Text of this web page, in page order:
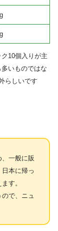
10個入りが主
いものではな
らしいです
一般に販
本に帰っ
す。
で、ニュ